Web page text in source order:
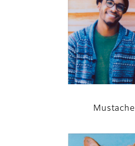
Mustache